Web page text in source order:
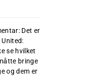
Det er
:
se hvilket
bringe
og dem er